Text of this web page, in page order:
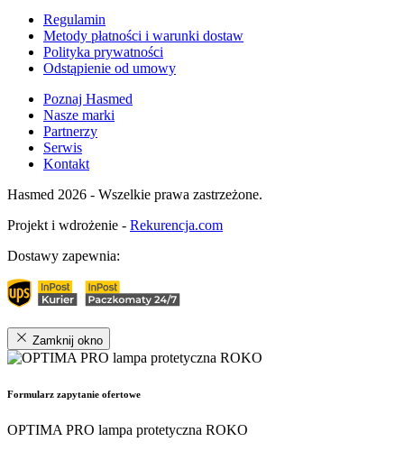
Regulamin
Metody płatności i warunki dostaw
Polityka prywatności
Odstąpienie od umowy
Poznaj Hasmed
Nasze marki
Partnerzy
Serwis
Kontakt
Hasmed 2026 - Wszelkie prawa zastrzeżone.
Projekt i wdrożenie - Rekurencja.com
Dostawy zapewnia:
Zamknij okno
Formularz zapytanie ofertowe
OPTIMA PRO lampa protetyczna ROKO